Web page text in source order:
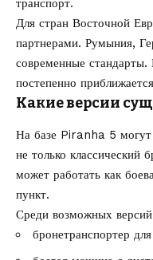
транспорт.
Для стран Восточной
партнерами. Румыния,
современные стандарты.
постепенно
Какие версии
На базе Piranha 5 могут
не только классический
может работать как
пункт.
Среди возможных
бронетранспортер